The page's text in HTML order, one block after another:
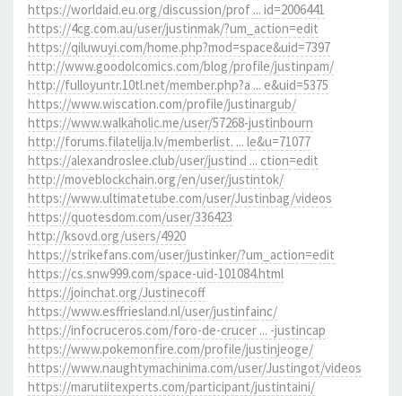
https://worldaid.eu.org/discussion/prof ... id=2006441
https://4cg.com.au/user/justinmak/?um_action=edit
https://qiluwuyi.com/home.php?mod=space&uid=7397
http://www.goodolcomics.com/blog/profile/justinpam/
http://fulloyuntr.10tl.net/member.php?a ... e&uid=5375
https://www.wiscation.com/profile/justinargub/
https://www.walkaholic.me/user/57268-justinbourn
http://forums.filatelija.lv/memberlist. ... le&u=71077
https://alexandroslee.club/user/justind ... ction=edit
http://moveblockchain.org/en/user/justintok/
https://www.ultimatetube.com/user/Justinbag/videos
https://quotesdom.com/user/336423
http://ksovd.org/users/4920
https://strikefans.com/user/justinker/?um_action=edit
https://cs.snw999.com/space-uid-101084.html
https://joinchat.org/Justinecoff
https://www.esffriesland.nl/user/justinfainc/
https://infocruceros.com/foro-de-crucer ... -justincap
https://www.pokemonfire.com/profile/justinjeoge/
https://www.naughtymachinima.com/user/Justingot/videos
https://marutiitexperts.com/participant/justintaini/